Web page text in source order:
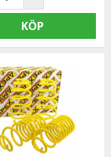
KÖP